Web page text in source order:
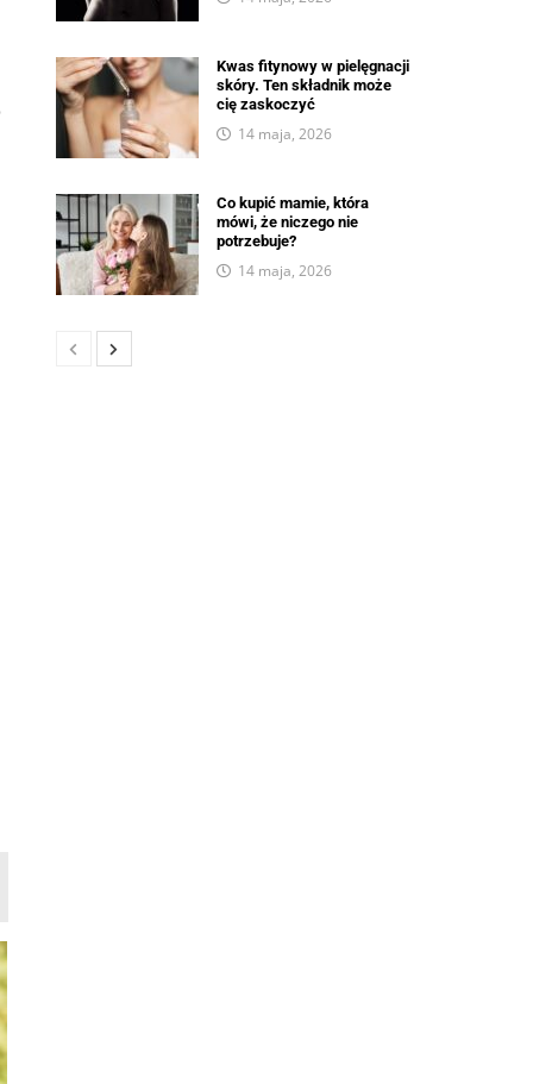
Kwas fitynowy w pielęgnacji
skóry. Ten składnik może
cię zaskoczyć
14 maja, 2026
Co kupić mamie, która
mówi, że niczego nie
potrzebuje?
14 maja, 2026